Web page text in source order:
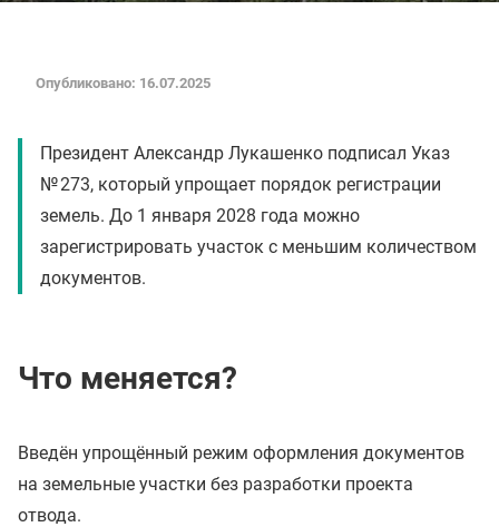
Опубликовано: 16.07.2025
Президент Александр Лукашенко подписал Указ
№ 273, который упрощает порядок регистрации
земель. До 1 января 2028 года можно
зарегистрировать участок с меньшим количеством
документов.
Что меняется?
Введён упрощённый режим оформления документов
на земельные участки без разработки проекта
отвода.